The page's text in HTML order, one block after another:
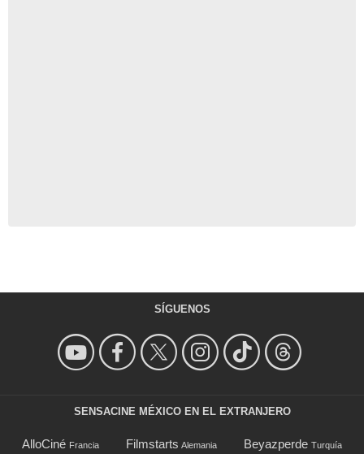
SÍGUENOS
SENSACINE MÉXICO EN EL EXTRANJERO
AlloCiné Francia Filmstarts Alemania Beyazperde Turquía